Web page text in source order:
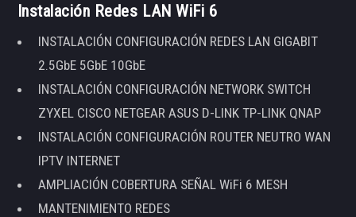
Instalación Redes LAN WiFi 6
INSTALACIÓN CONFIGURACIÓN REDES LAN GIGABIT
2.5GbE 5GbE 10GbE
INSTALACIÓN CONFIGURACIÓN NETWORK SWITCH
ZYXEL CISCO NETGEAR ASUS D-LINK TP-LINK QNAP
INSTALACIÓN CONFIGURACIÓN ROUTER NEUTRO WAN
IPTV INTERNET
AMPLIACIÓN COBERTURA SEÑAL WiFi 6 MESH
MANTENIMIENTO REDES